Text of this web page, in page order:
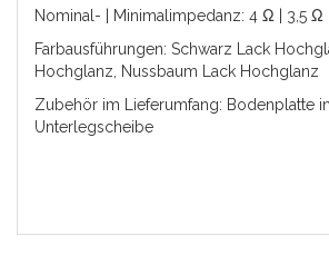
Nominal- | Minimalimpedanz: 4 Ω | 3,5 Ω
Farbausführungen: Schwarz Lack
Hochglanz, Nussbaum Lack Hochglanz
Zubehör im Lieferumfang: Bodenplatte
Unterlegscheibe